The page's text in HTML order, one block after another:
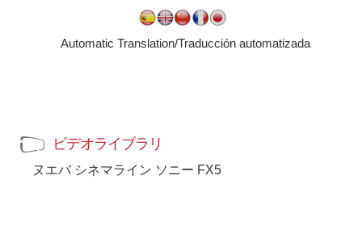
Automatic Translation/Traducción automatizada
ビデオライブラリ
ヌエバ シネマライン ソニー FX5